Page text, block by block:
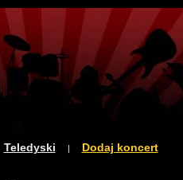
Teledyski | Dodaj koncert